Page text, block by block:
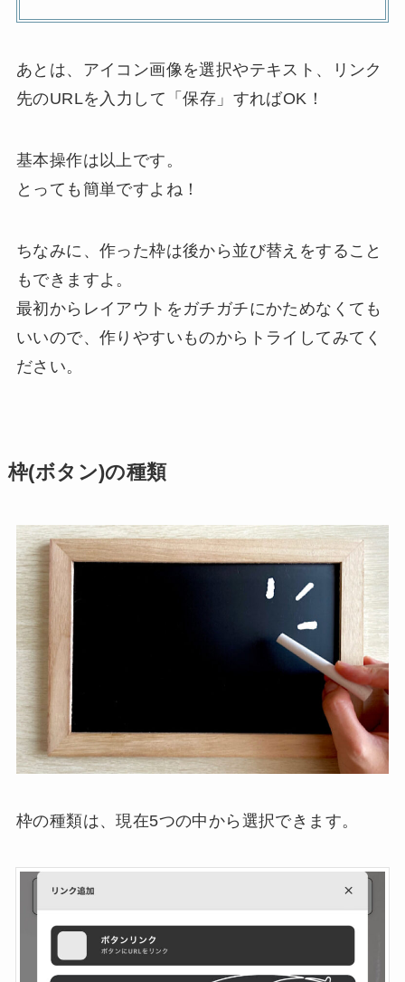
あとは、アイコン画像を選択やテキスト、リンク
先のURLを入力して「保存」すればOK！
基本操作は以上です。
とっても簡単ですよね！
ちなみに、作った枠は後から並び替えをすること
もできますよ。
最初からレイアウトをガチガチにかためなくても
いいので、作りやすいものからトライしてみてく
ださい。
枠(ボタン)の種類
枠の種類は、現在5つの中から選択できます。